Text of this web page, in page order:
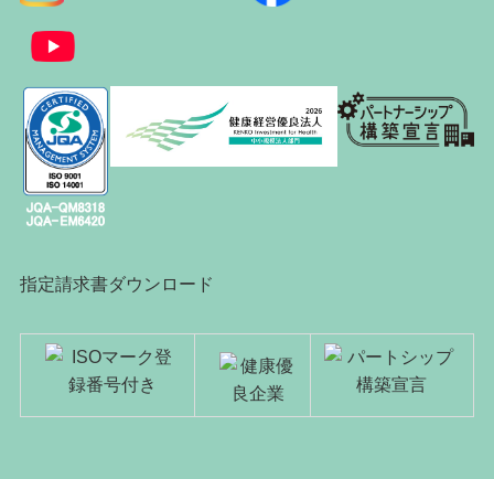
指定請求書ダウンロード